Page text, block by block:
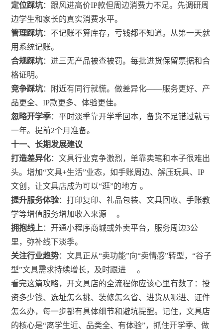
定位踩坑：跟风进高价IP款但周边消费力不足。先调研周
边学生和家长的真实消费水平。
管理踩坑：不记账不算库存，亏钱都不知道。从第一天就
用系统记账。
合规踩坑：进三无产品被查被罚。每批进货保留票据和合
格证明。
竞争踩坑：附近有同行就慌。做差异化——服务更好、产
品更全、IP款更多、体验更佳。
忽略开学季：平时淡季靠开学季回本，备货不足错过就亏
一年。提前2个月准备。
十一、长期发展建议
打造差异化：文具行业竞争激烈，单靠卖笔和本子很难出
头。增加“文具+生活”业态，如手账周边、解压玩具、IP
文创，让文具店成为可以“逛”的地方 。
提升服务体验：打印复印、礼品包装、文具回收、手账教
学等增值服务增加收入来源
。
拥抱线上 ：开通小程序商城或外卖平台，服务周边3公
里，弥补线下淡季。
关注行业趋势：文具正从“卖功能”向“卖情感”转型，“谷子
型”文具需求持续增长，及时跟进
。
看完这篇攻略，开文具店的全流程你应该心里有数了：投
资多少钱、选址怎么挑、装修怎么省、进货从哪进、证件
怎么办，每一步都有具体细节和避坑提醒。记住，文具店
的核心是“离学生近、品类全、有体验”，抓住开学季、做